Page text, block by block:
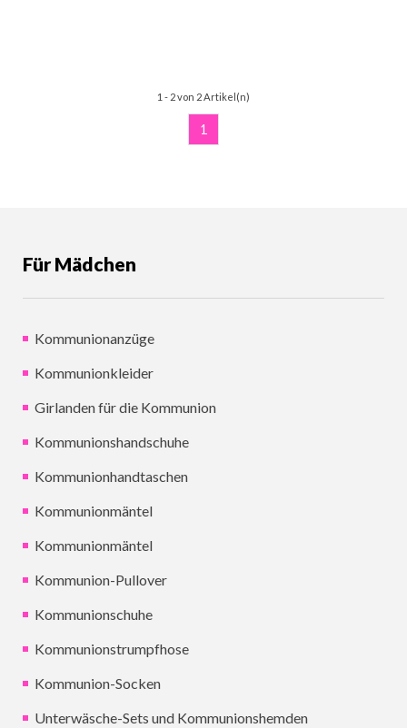
1 - 2 von 2 Artikel(n)
1
Für Mädchen
Kommunionanzüge
Kommunionkleider
Girlanden für die Kommunion
Kommunionshandschuhe
Kommunionhandtaschen
Kommunionmäntel
Kommunionmäntel
Kommunion-Pullover
Kommunionschuhe
Kommunionstrumpfhose
Kommunion-Socken
Unterwäsche-Sets und Kommunionshemden